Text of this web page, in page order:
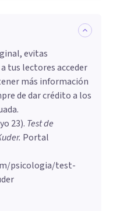
evitas
tus lectores acceder
más información
de dar crédito a los
23). Test de
. Portal
psicologia/test-